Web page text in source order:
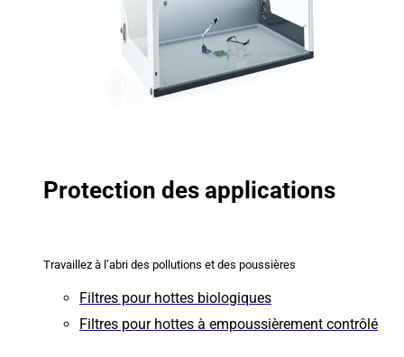
Protection des applications
Travaillez à l’abri des pollutions et des poussières
Filtres pour hottes biologiques
Filtres pour hottes à empoussièrement contrôlé